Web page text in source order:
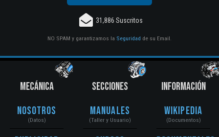
31,886 Suscritos
NO SPAM y garantizamos la Seguridad de su Email.
MECÁNICA
Nosotros
(Datos)
SECCIONES
Manuales
(Taller y Usuario)
INFORMACIÓN
Wikipedia
(Documentos)